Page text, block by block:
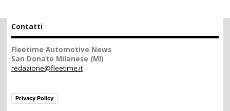
Contatti
Fleetime Automotive News
San Donato Milanese (MI)
redazione@fleetime.it
Privacy Policy